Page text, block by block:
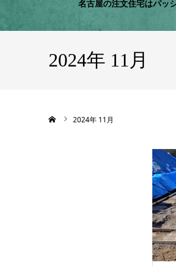
名古屋の注文住宅はパッ
2024年 11月
2024年 11月